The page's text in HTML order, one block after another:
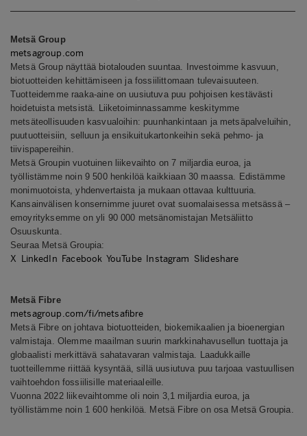
Metsä Group
metsagroup.com
Metsä Group näyttää biotalouden suuntaa. Investoimme kasvuun,
biotuotteiden kehittämiseen ja fossiilittomaan tulevaisuuteen.
Tuotteidemme raaka-aine on uusiutuva puu pohjoisen kestävästi
hoidetuista metsistä. Liiketoiminnassamme keskitymme
metsäteollisuuden kasvualoihin: puunhankintaan ja metsäpalveluihin,
puutuotteisiin, selluun ja ensikuitukartonkeihin sekä pehmo- ja
tiivispapereihin.
Metsä Groupin vuotuinen liikevaihto on 7 miljardia euroa, ja
työllistämme noin 9 500 henkilöä kaikkiaan 30 maassa. Edistämme
monimuotoista, yhdenvertaista ja mukaan ottavaa kulttuuria.
Kansainvälisen konsernimme juuret ovat suomalaisessa metsässä –
emoyrityksemme on yli 90 000 metsänomistajan Metsäliitto
Osuuskunta.
Seuraa Metsä Groupia:
X LinkedIn Facebook YouTube Instagram Slideshare
Metsä Fibre
metsagroup.com/fi/metsafibre
Metsä Fibre on johtava biotuotteiden, biokemikaalien ja bioenergian
valmistaja. Olemme maailman suurin markkinahavusellun tuottaja ja
globaalisti merkittävä sahatavaran valmistaja. Laadukkaille
tuotteillemme riittää kysyntää, sillä uusiutuva puu tarjoaa vastuullisen
vaihtoehdon fossiilisille materiaaleille.
Vuonna 2022 liikevaihtomme oli noin 3,1 miljardia euroa, ja
työllistämme noin 1 600 henkilöä. Metsä Fibre on osa Metsä Groupia.